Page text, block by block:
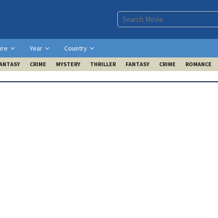
Year Country
CRIME MYSTERY THRILLER FANTASY CRIME ROMANCE